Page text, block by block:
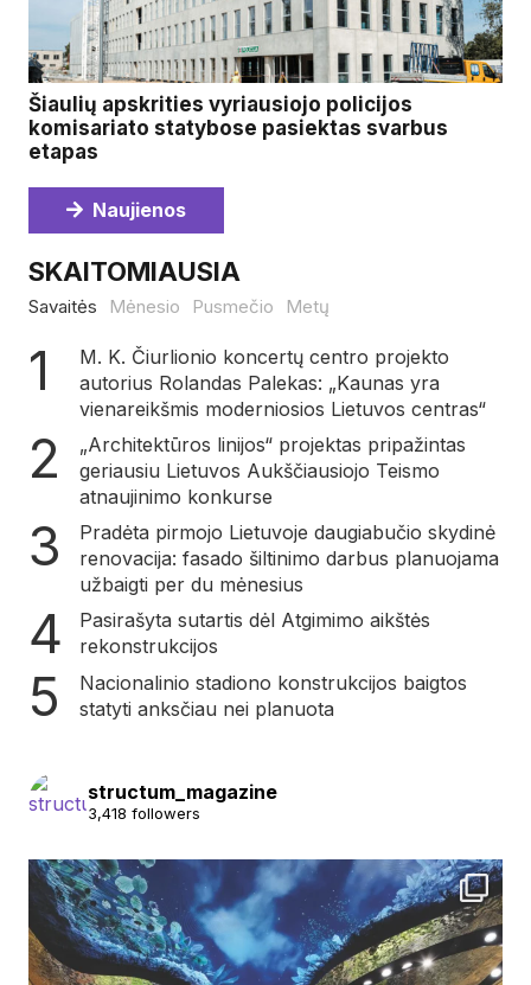
Šiaulių apskrities vyriausiojo policijos
komisariato statybose pasiektas svarbus
etapas
Naujienos
SKAITOMIAUSIA
Savaitės Mėnesio Pusmečio Metų
M. K. Čiurlionio koncertų centro projekto
autorius Rolandas Palekas: „Kaunas yra
vienareikšmis moderniosios Lietuvos centras“
„Architektūros linijos“ projektas pripažintas
geriausiu Lietuvos Aukščiausiojo Teismo
atnaujinimo konkurse
Pradėta pirmojo Lietuvoje daugiabučio skydinė
renovacija: fasado šiltinimo darbus planuojama
užbaigti per du mėnesius
Pasirašyta sutartis dėl Atgimimo aikštės
rekonstrukcijos
Nacionalinio stadiono konstrukcijos baigtos
statyti anksčiau nei planuota
structum_magazine
3,418 followers